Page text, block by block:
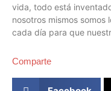
vida, todo está
nosotros mismos
cada día para que
Comparte